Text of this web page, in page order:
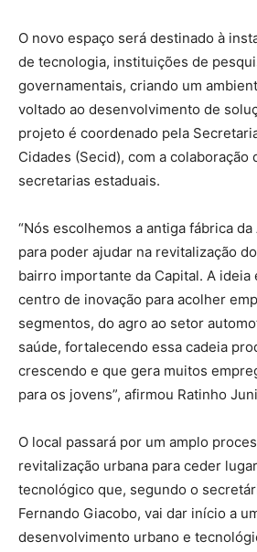
O novo espaço será destinado à
de tecnologia, instituições de
governamentais, criando um
voltado ao desenvolvimento de
projeto é coordenado pela
Cidades (Secid), com a colaboração
secretarias estaduais.
“Nós escolhemos a antiga fábrica
para poder ajudar na revitalização
bairro importante da Capital. A ideia
centro de inovação para acolher
segmentos, do agro ao setor
saúde, fortalecendo essa cadeia
crescendo e que gera muitos
para os jovens”, afirmou Ratinho
O local passará por um amplo
revitalização urbana para ceder
tecnológico que, segundo o
Fernando Giacobo, vai dar início a
desenvolvimento urbano e